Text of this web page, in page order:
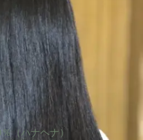
（ハナヘナ）